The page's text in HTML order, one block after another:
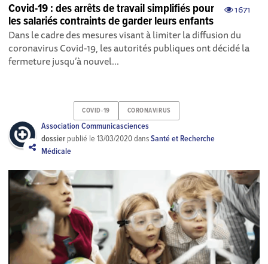
1671
Covid-19 : des arrêts de travail simplifiés pour
les salariés contraints de garder leurs enfants
Dans le cadre des mesures visant à limiter la diffusion du
coronavirus Covid-19, les autorités publiques ont décidé la
fermeture jusqu’à nouvel...
COVID-19 CORONAVIRUS
Association Communicasciences
dossier publié le13/03/2020dansSanté et Recherche
Médicale